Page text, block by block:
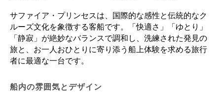
サファイア・プリンセスは、国際的な感性と伝統的なク
ルーズ文化を象徴する客船です。「快適さ」「ゆとり」
「静寂」が絶妙なバランスで調和し、洗練された発見の
旅と、お一人おひとりに寄り添う船上体験を求める旅行
者に最適な一台です。
船内の雰囲気とデザイン